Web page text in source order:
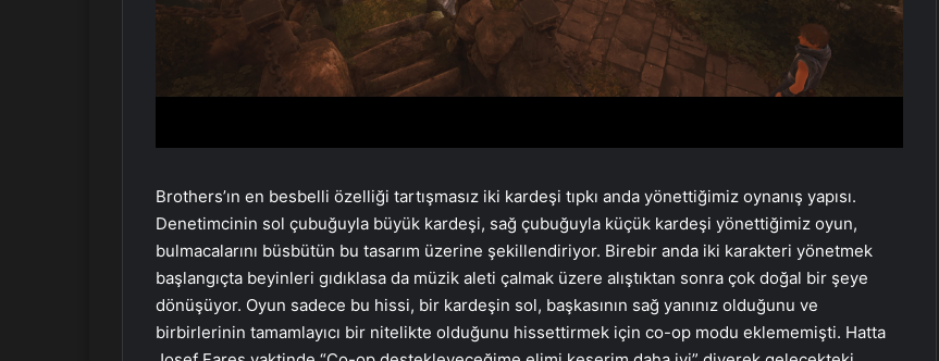
Brothers’ın en besbelli özelliği tartışmasız iki kardeşi tıpkı anda yönettiğimiz oynanış yapısı.
Denetimcinin sol çubuğuyla büyük kardeşi, sağ çubuğuyla küçük kardeşi yönettiğimiz oyun,
bulmacalarını büsbütün bu tasarım üzerine şekillendiriyor. Birebir anda iki karakteri yönetmek
başlangıçta beyinleri gıdıklasa da müzik aleti çalmak üzere alıştıktan sonra çok doğal bir şeye
dönüşüyor. Oyun sadece bu hissi, bir kardeşin sol, başkasının sağ yanınız olduğunu ve
birbirlerinin tamamlayıcı bir nitelikte olduğunu hissettirmek için co-op modu eklememişti. Hatta